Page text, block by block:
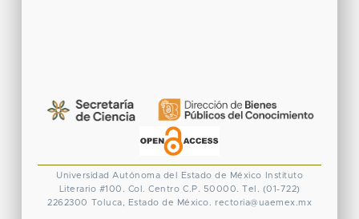
Universidad Autónoma del Estado de México
Instituto
Literario #100. Col. Centro C.P. 50000. Tel. (01-722)
2262300
Toluca, Estado de México. rectoria@uaemex.mx